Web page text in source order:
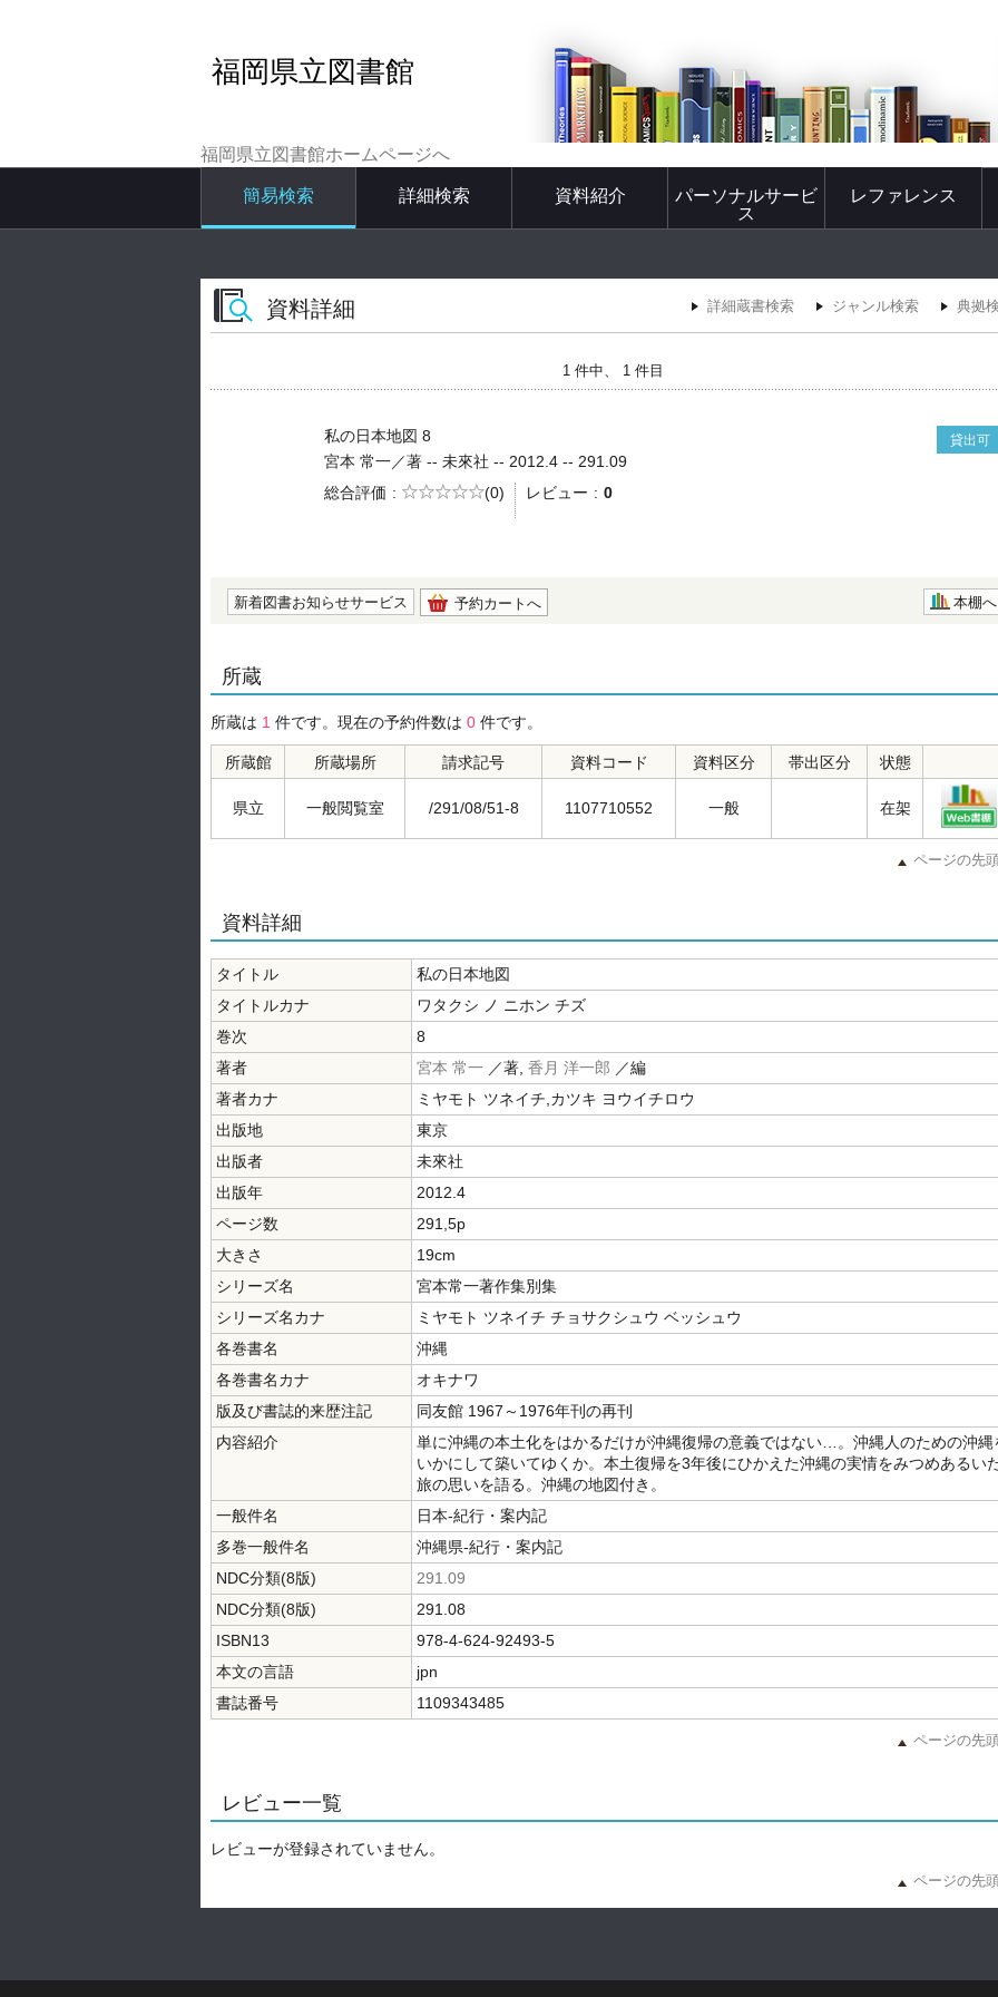
福岡県立図書館
福岡県立図書館ホームページへ
簡易検索 詳細検索 資料紹介
パーソナルサービ
ス
レファレンス
資料詳細 詳細蔵書検索 ジャンル検索 典拠
1 件中、 1 件目
私の日本地図 8 貸出可
宮本 常一／著 -- 未來社 -- 2012.4 -- 291.09
総合評価
5段階評価
(0) レビュー 0
新着図書お知らせサービス 予約カートへ 本棚へ
所蔵
所蔵は 1 件です。現在の予約件数は 0 件です。
所蔵館 所蔵場所 請求記号 資料コード 資料区分 帯出区分 状態
県立 一般閲覧室 /291/08/51-8 1107710552 一般 在架
ページの先
資料詳細
タイトル
私の日本地図
タイトルカナ
ワタクシ ノ ニホン チズ
巻次
8
著者
宮本 常一 ／著, 香月 洋一郎 ／編
著者カナ
ミヤモト ツネイチ,カツキ ヨウイチロウ
出版地
東京
出版者
未來社
出版年
2012.4
ページ数
291,5p
大きさ
19cm
シリーズ名
宮本常一著作集別集
シリーズ名カナ
ミヤモト ツネイチ チョサクシュウ ベッシュウ
各巻書名
沖縄
各巻書名カナ
オキナワ
版及び書誌的来歴注記
同友館 1967～1976年刊の再刊
内容紹介
単に沖縄の本土化をはかるだけが沖縄復帰の意義ではない…。沖縄人のための沖縄
いかにして築いてゆくか。本土復帰を3年後にひかえた沖縄の実情をみつめあるい
旅の思いを語る。沖縄の地図付き。
一般件名
日本-紀行・案内記
多巻一般件名
沖縄県-紀行・案内記
NDC分類(8版)
291.09
NDC分類(8版)
291.08
ISBN13
978-4-624-92493-5
本文の言語
jpn
書誌番号
1109343485
ページの先
レビュー一覧
レビューが登録されていません。
ページの先